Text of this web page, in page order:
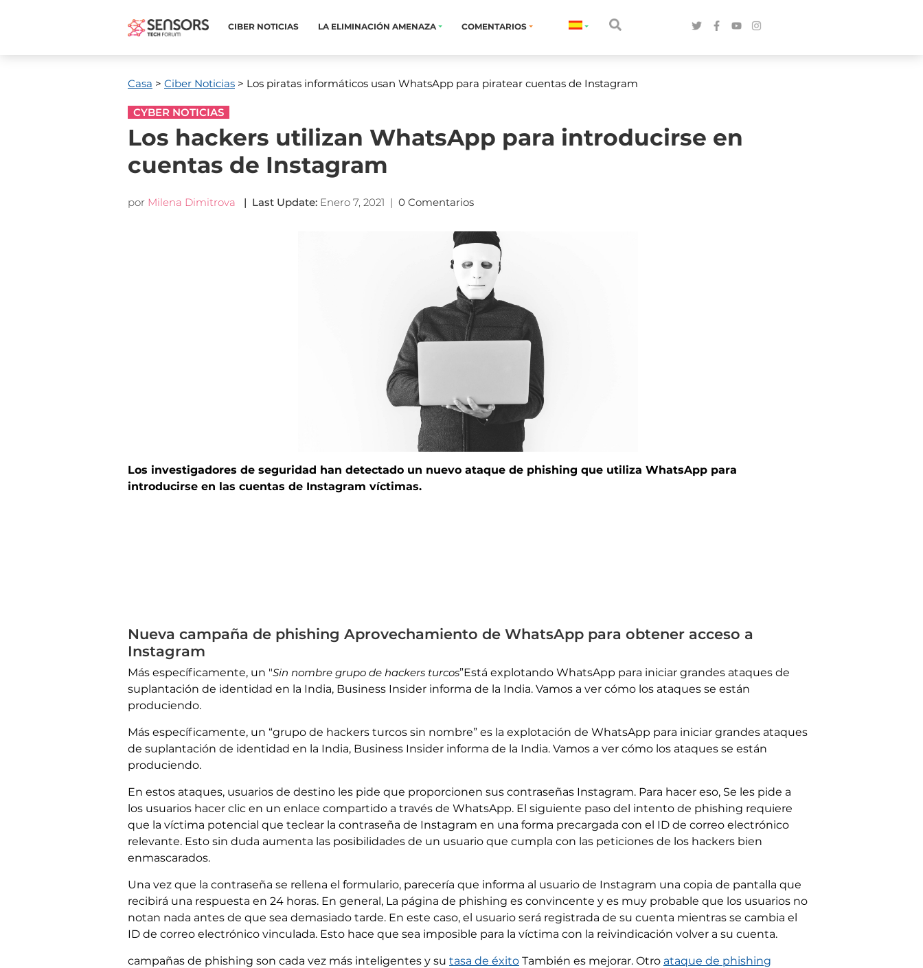
CIBER NOTICIAS LA ELIMINACIÓN AMENAZA COMENTARIOS
Casa > Ciber Noticias > Los piratas informáticos usan WhatsApp para piratear cuentas de Instagram
CYBER NOTICIAS
Los hackers utilizan WhatsApp para introducirse en
cuentas de Instagram
por Milena Dimitrova | Last Update: Enero 7, 2021 | 0 Comentarios
Los investigadores de seguridad han detectado un nuevo ataque de phishing que utiliza WhatsApp para
introducirse en las cuentas de Instagram víctimas.
Nueva campaña de phishing Aprovechamiento de WhatsApp para obtener acceso a
Instagram
Más específicamente, un "Sin nombre grupo de hackers turcos”Está explotando WhatsApp para iniciar grandes ataques de
suplantación de identidad en la India, Business Insider informa de la India. Vamos a ver cómo los ataques se están
produciendo.
Más específicamente, un “grupo de hackers turcos sin nombre” es la explotación de WhatsApp para iniciar grandes ataques
de suplantación de identidad en la India, Business Insider informa de la India. Vamos a ver cómo los ataques se están
produciendo.
En estos ataques, usuarios de destino les pide que proporcionen sus contraseñas Instagram. Para hacer eso, Se les pide a
los usuarios hacer clic en un enlace compartido a través de WhatsApp. El siguiente paso del intento de phishing requiere
que la víctima potencial que teclear la contraseña de Instagram en una forma precargada con el ID de correo electrónico
relevante. Esto sin duda aumenta las posibilidades de un usuario que cumpla con las peticiones de los hackers bien
enmascarados.
Una vez que la contraseña se rellena el formulario, parecería que informa al usuario de Instagram una copia de pantalla que
recibirá una respuesta en 24 horas. En general, La página de phishing es convincente y es muy probable que los usuarios no
notan nada antes de que sea demasiado tarde. En este caso, el usuario será registrada de su cuenta mientras se cambia el
ID de correo electrónico vinculada. Esto hace que sea imposible para la víctima con la reivindicación volver a su cuenta.
campañas de phishing son cada vez más inteligentes y su tasa de éxito También es mejorar. Otro ataque de phishing